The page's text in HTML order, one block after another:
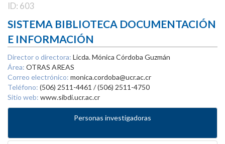
ID: 603
SISTEMA BIBLIOTECA DOCUMENTACIÓN
E INFORMACIÓN
Director o directora: Licda. Mónica Córdoba Guzmán
Área: OTRAS AREAS
Correo electrónico: monica.cordoba@ucr.ac.cr
Teléfono: (506) 2511-4461 / (506) 2511-4750
Sitio web: www.sibdi.ucr.ac.cr
Personas investigadoras